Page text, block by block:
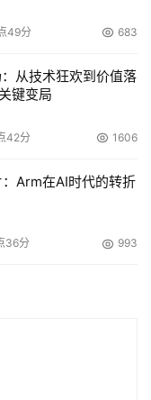
49分 683
从技术狂欢到价值落
键变局
42分 1606
Arm在AI时代的转折
36分 993